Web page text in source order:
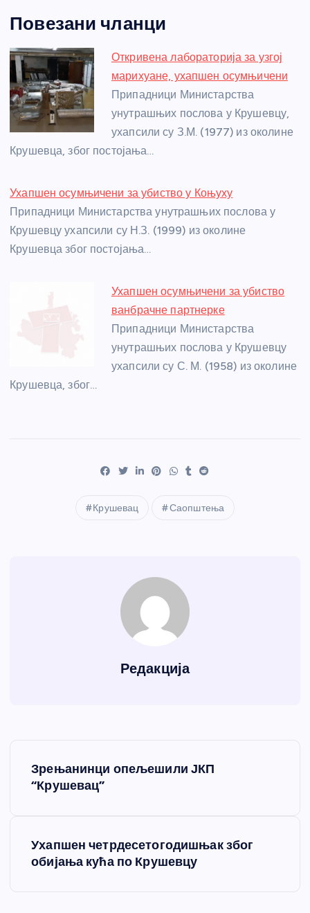
c
e
b
o
o
k
ss
e
n
g
er
itt
er
er at
s
A
p
p
a
g
e
e
st
e
Повезани чланци
Откривена лабораторија за узгој
марихуане, ухапшен осумњичени
Припадници Министарства
унутрашњих послова у Крушевцу,
ухапсили су З.М. (1977) из околине
Крушевца, због постојања…
Ухапшен осумњичени за убиство у Коњуху
Припадници Министарства унутрашњих послова у
Крушевцу ухапсили су Н.З. (1999) из околине
Крушевца због постојања…
Ухапшен осумњичени за убиство
ванбрачне партнерке
Припадници Министарства
унутрашњих послова у Крушевцу
ухапсили су С. М. (1958) из околине
Крушевца, због…
Крушевац Саопштења
Редакција
Зрењанинци опељешили ЈКП
“Крушевац”
Ухапшен четрдесетогодишњак због
обијања кућа по Крушевцу